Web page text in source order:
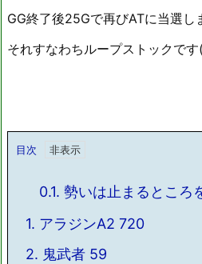
GG終了後25Gで再びATに当選し
それすなわちループストックで
目次
0.1. 勢いは止まるところ
1. アラジンA2 720
2. 鬼武者 59